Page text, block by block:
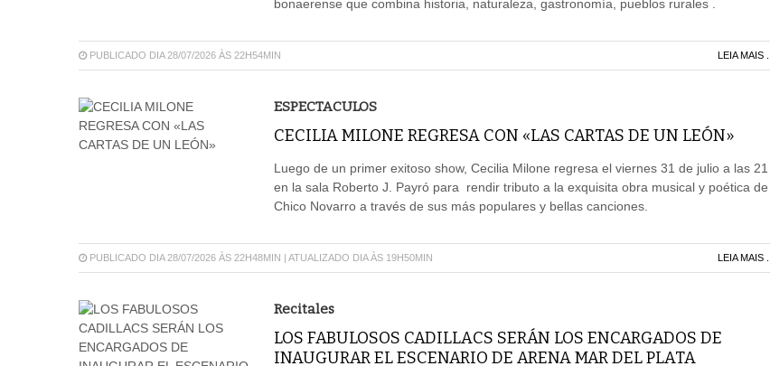
bonaerense que combina historia, naturaleza, gastronomía, pueblos rurales .
PUBLICADO DIA 28/07/2026 ÀS 22H54MIN LEIA MAIS ...
ESPECTACULOS
CECILIA MILONE REGRESA CON «LAS CARTAS DE UN LEÓN»
Luego de un primer exitoso show, Cecilia Milone regresa el viernes 31 de julio a las 21
en la sala Roberto J. Payró para rendir tributo a la exquisita obra musical y poética de
Chico Novarro a través de sus más populares y bellas canciones.
PUBLICADO DIA 28/07/2026 ÀS 22H48MIN | ATUALIZADO DIA ÀS 19H50MIN LEIA MAIS ...
Recitales
LOS FABULOSOS CADILLACS SERÁN LOS ENCARGADOS DE
INAUGURAR EL ESCENARIO DE ARENA MAR DEL PLATA